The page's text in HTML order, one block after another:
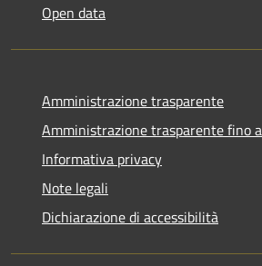
Open data
Amministrazione trasparente
Amministrazione trasparente fino
Informativa privacy
Note legali
Dichiarazione di accessibilità